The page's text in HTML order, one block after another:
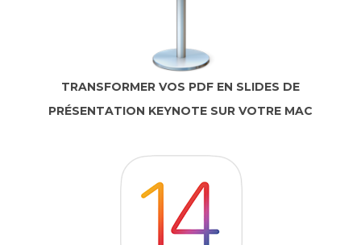
TRANSFORMER VOS PDF EN SLIDES DE
PRÉSENTATION KEYNOTE SUR VOTRE MAC